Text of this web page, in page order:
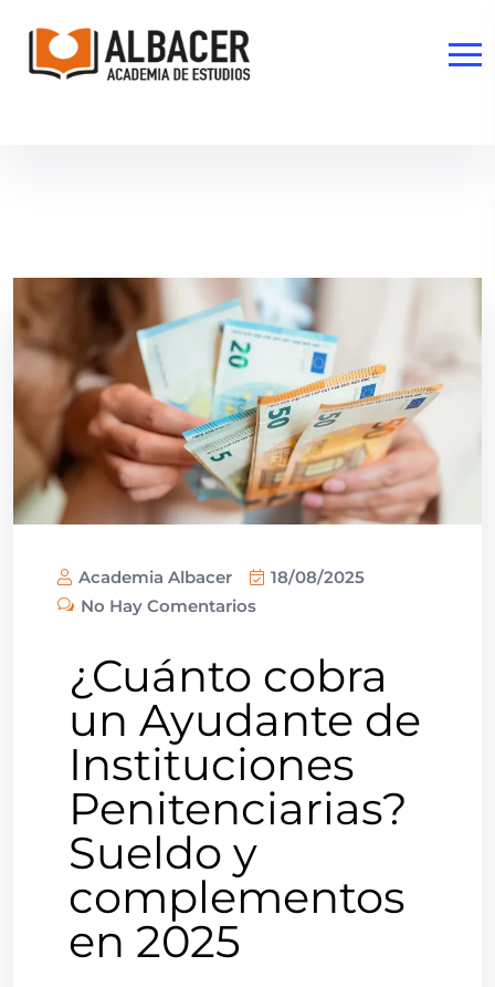
Academia Albacer
18/08/2025
No Hay Comentarios
¿Cuánto cobra
un Ayudante de
Instituciones
Penitenciarias?
Sueldo y
complementos
en 2025